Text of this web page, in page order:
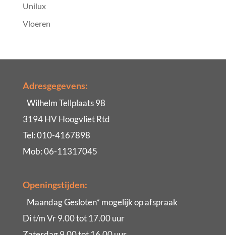
Unilux
Vloeren
Adresgegevens:
Wilhelm Tellplaats 98
3194 HV Hoogvliet Rtd
Tel: 010-4167898
Mob: 06-11317045
Openingstijden:
Maandag Gesloten* mogelijk op afspraak
Di t/m Vr 9.00 tot 17.00 uur